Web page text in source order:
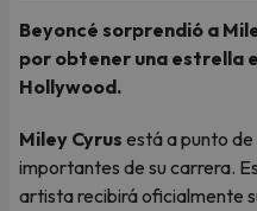
Beyoncé sorprendió a
por obtener una estrella
Hollywood.
Miley Cyrus está a punto de
importantes de su carrera.
artista recibirá oficialmente